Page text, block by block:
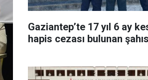
Gaziantep’te 17 yıl 6 ay
hapis cezası bulunan